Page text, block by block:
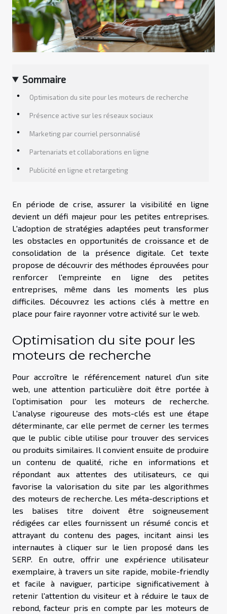
Sommaire
Optimisation du site pour les moteurs de recherche
Présence active sur les réseaux sociaux
Marketing par courriel personnalisé
Partenariats et collaborations en ligne
Publicité en ligne et retargeting
En période de crise, assurer la visibilité en ligne
devient un défi majeur pour les petites entreprises.
L'adoption de stratégies adaptées peut transformer
les obstacles en opportunités de croissance et de
consolidation de la présence digitale. Cet texte
propose de découvrir des méthodes éprouvées pour
renforcer l'empreinte en ligne des petites
entreprises, même dans les moments les plus
difficiles. Découvrez les actions clés à mettre en
place pour faire rayonner votre activité sur le web.
Optimisation du site pour les
moteurs de recherche
Pour accroître le référencement naturel d'un site
web, une attention particulière doit être portée à
l'optimisation pour les moteurs de recherche.
L'analyse rigoureuse des mots-clés est une étape
déterminante, car elle permet de cerner les termes
que le public cible utilise pour trouver des services
ou produits similaires. Il convient ensuite de produire
un contenu de qualité, riche en informations et
répondant aux attentes des utilisateurs, ce qui
favorise la valorisation du site par les algorithmes
des moteurs de recherche. Les méta-descriptions et
les balises titre doivent être soigneusement
rédigées car elles fournissent un résumé concis et
attrayant du contenu des pages, incitant ainsi les
internautes à cliquer sur le lien proposé dans les
SERP. En outre, offrir une expérience utilisateur
exemplaire, à travers un site rapide, mobile-friendly
et facile à naviguer, participe significativement à
retenir l'attention du visiteur et à réduire le taux de
rebond, facteur pris en compte par les moteurs de